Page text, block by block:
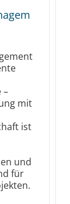
–
mit
ist
und
für